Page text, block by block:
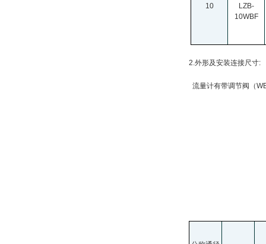
10
LZB-
10WBF
2.外形及安装连接尺寸:
流量计有带调节阀（